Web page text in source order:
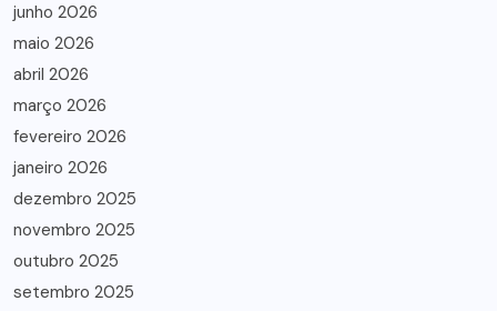
junho 2026
maio 2026
abril 2026
março 2026
fevereiro 2026
janeiro 2026
dezembro 2025
novembro 2025
outubro 2025
setembro 2025